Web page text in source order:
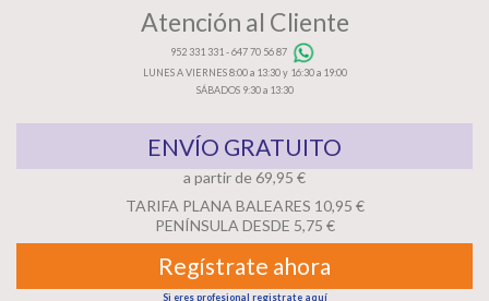
Atención al Cliente
952 331 331 -647 70 56 87
LUNES A VIERNES 8:00 a 13:30 y 16:30 a 19:00
SÁBADOS 9:30 a 13:30
ENVÍO GRATUITO
a partir de 69,95 €
TARIFA PLANA BALEARES 10,95 €
PENÍNSULA DESDE 5,75 €
Regístrate ahora
Si eres profesional registrate aquí